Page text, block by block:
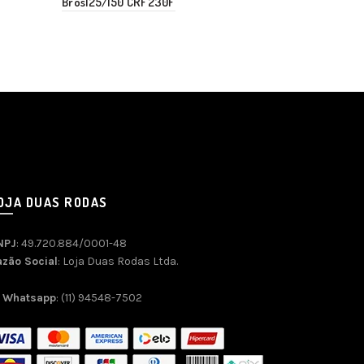
DUAS RODAS
: 49.720.884/0001-48
Social: Loja Duas Rodas Ltda.
Whatsapp: (11) 94548-7502